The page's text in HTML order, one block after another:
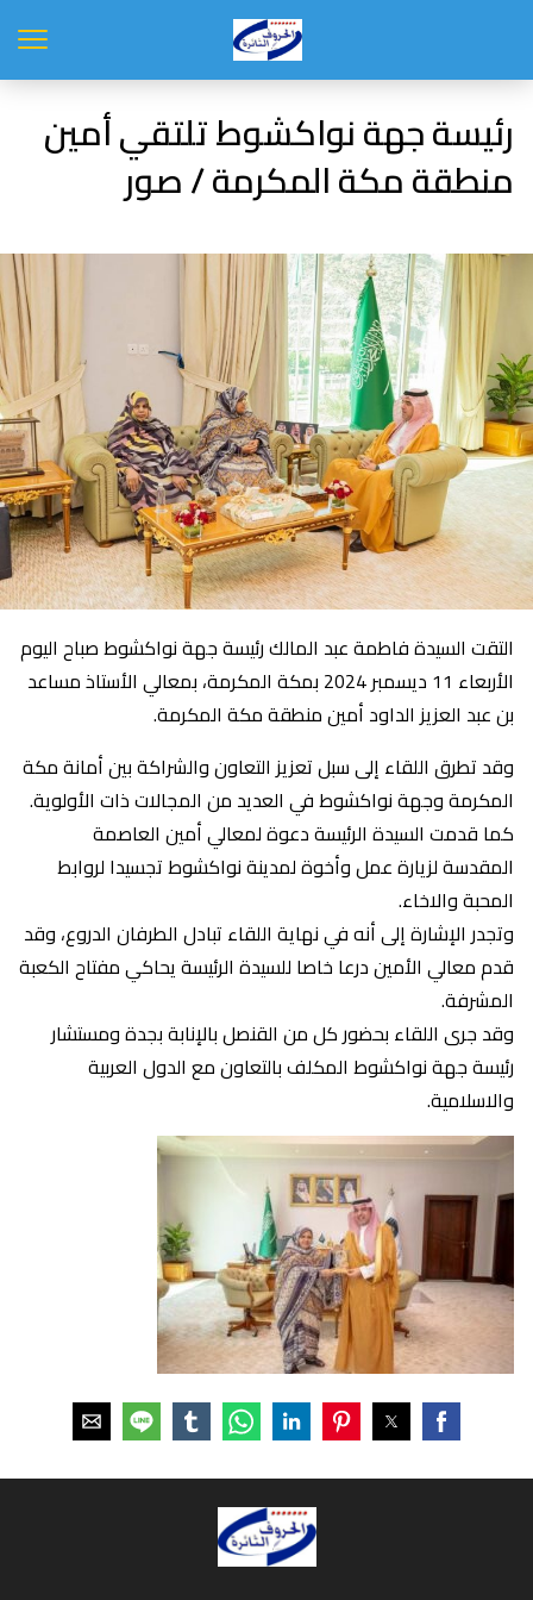
رئيسة جهة نواكشوط تلتقي أمين
منطقة مكة المكرمة / صور
التقت السيدة فاطمة عبد المالك رئيسة جهة نواكشوط صباح اليوم
الأربعاء 11 ديسمبر 2024 بمكة المكرمة، بمعالي الأستاذ مساعد
بن عبد العزيز الداود أمين منطقة مكة المكرمة.
وقد تطرق اللقاء إلى سبل تعزيز التعاون والشراكة بين أمانة مكة
المكرمة وجهة نواكشوط في العديد من المجالات ذات الأولوية.
كما قدمت السيدة الرئيسة دعوة لمعالي أمين العاصمة
المقدسة لزيارة عمل وأخوة لمدينة نواكشوط تجسيدا لروابط
المحبة والاخاء.
وتجدر الإشارة إلى أنه في نهاية اللقاء تبادل الطرفان الدروع، وقد
قدم معالي الأمين درعا خاصا للسيدة الرئيسة يحاكي مفتاح الكعبة
المشرفة.
وقد جرى اللقاء بحضور كل من القنصل بالإنابة بجدة ومستشار
رئيسة جهة نواكشوط المكلف بالتعاون مع الدول العربية
والاسلامية.